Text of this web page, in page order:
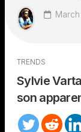
TRENDS
Sylvie
son